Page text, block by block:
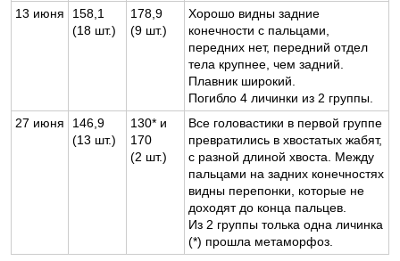
13 июня
158,1
(18 шт.)
178,9
(9 шт.)
Хорошо видны задние
конечности с пальцами,
передних нет, передний отдел
тела крупнее, чем задний.
Плавник широкий.
Погибло 4 личинки из 2 группы.
27 июня
146,9
(13 шт.)
130* и
170
(2 шт.)
Все головастики в первой группе
превратились в хвостатых жабят,
с разной длиной хвоста. Между
пальцами на задних конечностях
видны перепонки, которые не
доходят до конца пальцев.
Из 2 группы толька одна личинка
(*) прошла метаморфоз.